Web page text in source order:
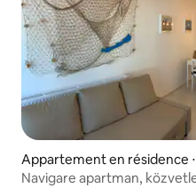
Appartement en résidence
Navigare apartman,